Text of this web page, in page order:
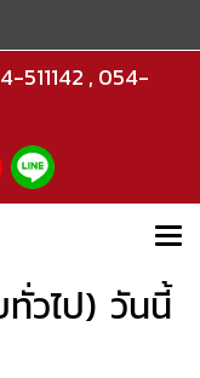
511142 , 054-
วไป) วันนี้